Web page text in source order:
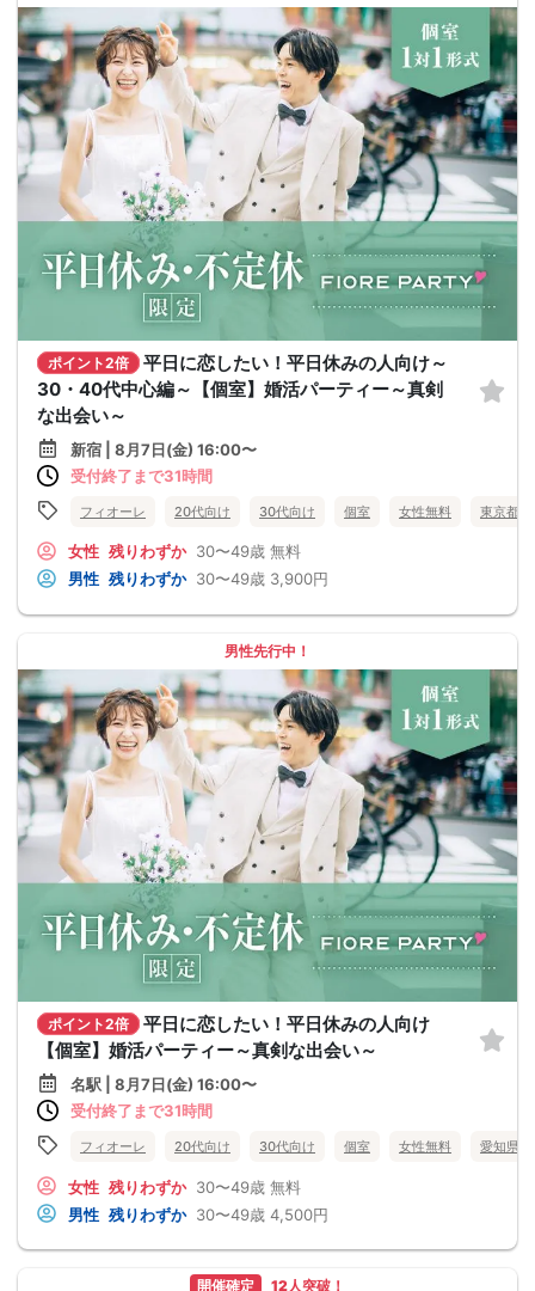
ポイント2倍
平日に恋したい！平日休みの人向け～
30・40代中心編～【個室】婚活パーティー～真剣
な出会い～
新宿 | 8月7日(金) 16:00〜
受付終了まで31時間
フィオーレ 20代向け 30代向け 個室 女性無料 東京都
女性 残りわずか 30〜49歳 無料
男性 残りわずか 30〜49歳 3,900円
男性先行中！
ポイント2倍
平日に恋したい！平日休みの人向け
【個室】婚活パーティー～真剣な出会い～
名駅 | 8月7日(金) 16:00〜
受付終了まで31時間
フィオーレ 20代向け 30代向け 個室 女性無料 愛知県
女性 残りわずか 30〜49歳 無料
男性 残りわずか 30〜49歳 4,500円
開催確定 12人突破！